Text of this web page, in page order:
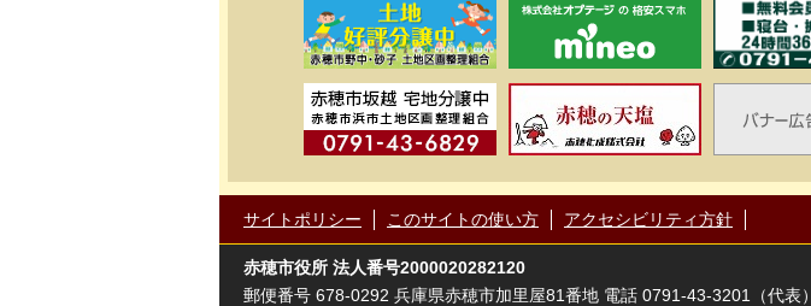
サイトポリシー このサイトの使い方 アクセシビリティ方針
赤穂市役所 法人番号2000020282120
郵便番号 678-0292 兵庫県赤穂市加里屋81番地 電話 0791-43-3201（代表